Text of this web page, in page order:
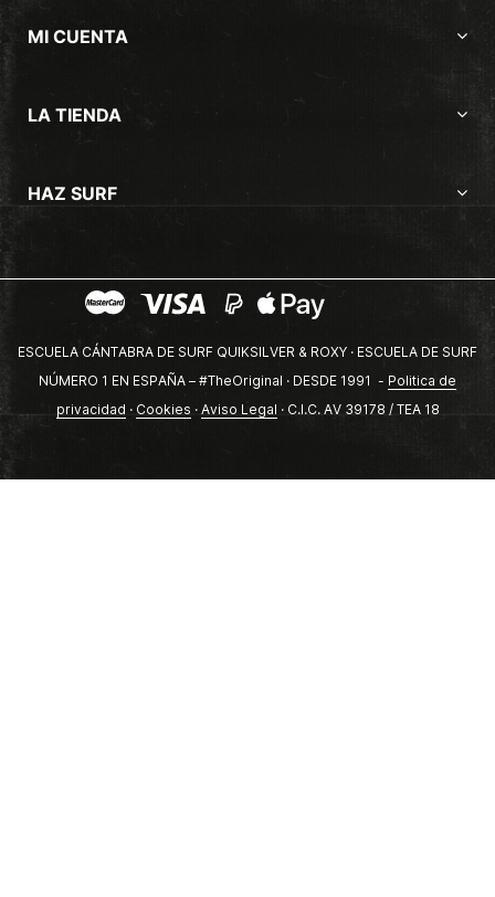
MI CUENTA
LA TIENDA
HAZ SURF
ESCUELA CÁNTABRA DE SURF QUIKSILVER & ROXY · ESCUELA DE SURF
NÚMERO 1 EN ESPAÑA – #TheOriginal · DESDE 1991 - Politica de
privacidad · Cookies · Aviso Legal · C.I.C. AV 39178 / TEA 18